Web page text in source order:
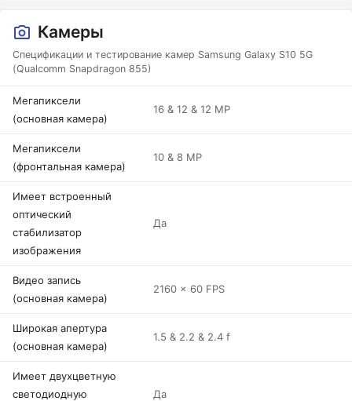
Камеры
Спецификации и тестирование камер Samsung Galaxy S10 5G
(Qualcomm Snapdragon 855)
Мегапиксели
(основная камера)
16 & 12 & 12 MP
Мегапиксели
(фронтальная камера)
10 & 8 MP
Имеет встроенный
оптический
стабилизатор
изображения
Да
Видео запись
(основная камера)
2160 x 60 FPS
Широкая апертура
(основная камера)
1.5 & 2.2 & 2.4 f
Имеет двухцветную
светодиодную
Да